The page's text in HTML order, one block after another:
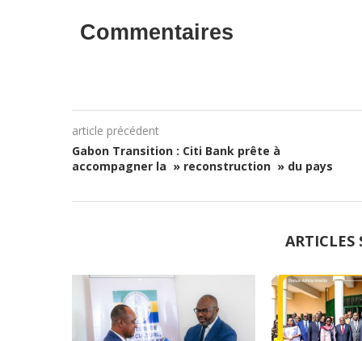
Commentaires
article précédent
Gabon Transition : Citi Bank prête à
accompagner la » reconstruction » du pays
ARTICLES